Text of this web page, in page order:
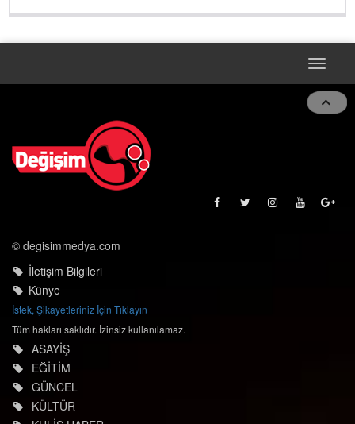
Toggle
© degisimmedya.com
İletişim Bilgileri
Künye
İstek, Şikayetleriniz İçin Tıklayın
Tüm hakları saklıdır. İzinsiz kullanılamaz.
ASAYİŞ
EĞİTİM
GÜNCEL
KÜLTÜR